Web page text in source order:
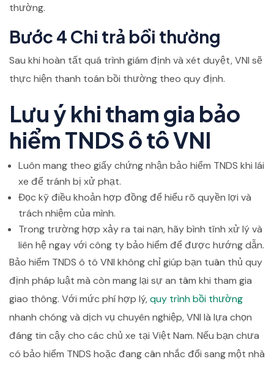
thường.
Bước 4 Chi trả bồi thường
Sau khi hoàn tất quá trình giám định và xét duyệt, VNI sẽ
thực hiện thanh toán bồi thường theo quy định.
Lưu ý khi tham gia bảo
hiểm TNDS ô tô VNI
Luôn mang theo giấy chứng nhận bảo hiểm TNDS khi lái
xe để tránh bị xử phạt.
Đọc kỹ điều khoản hợp đồng để hiểu rõ quyền lợi và
trách nhiệm của mình.
Trong trường hợp xảy ra tai nạn, hãy bình tĩnh xử lý và
liên hệ ngay với công ty bảo hiểm để được hướng dẫn.
Bảo hiểm TNDS ô tô VNI không chỉ giúp bạn tuân thủ quy
định pháp luật mà còn mang lại sự an tâm khi tham gia
giao thông. Với mức phí hợp lý,quy trình bồi thường
nhanh chóng và dịch vụ chuyên nghiệp, VNI là lựa chọn
đáng tin cậy cho các chủ xe tại Việt Nam. Nếu bạn chưa
có bảo hiểm TNDS hoặc đang cân nhắc đổi sang một nhà